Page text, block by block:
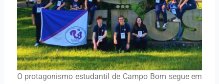
O protagonismo estudantil de Campo Bom segue em